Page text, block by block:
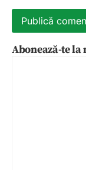
Abonează-te la